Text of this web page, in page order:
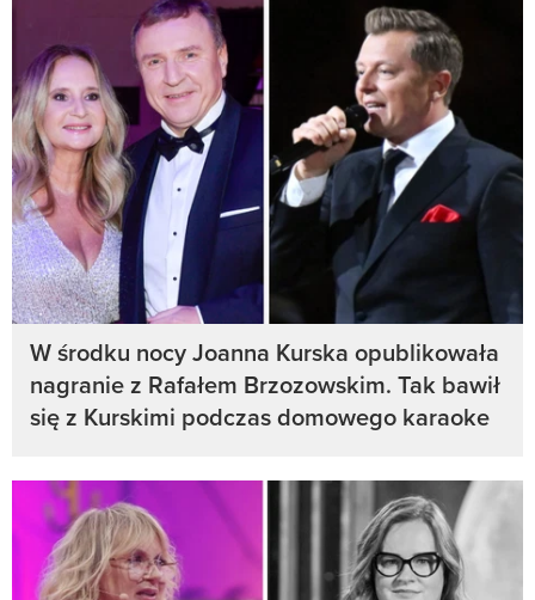
W środku nocy Joanna Kurska opublikowała
nagranie z Rafałem Brzozowskim. Tak bawił
się z Kurskimi podczas domowego karaoke